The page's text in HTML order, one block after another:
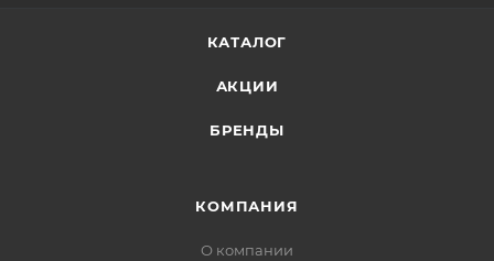
КАТАЛОГ
АКЦИИ
БРЕНДЫ
КОМПАНИЯ
О компании